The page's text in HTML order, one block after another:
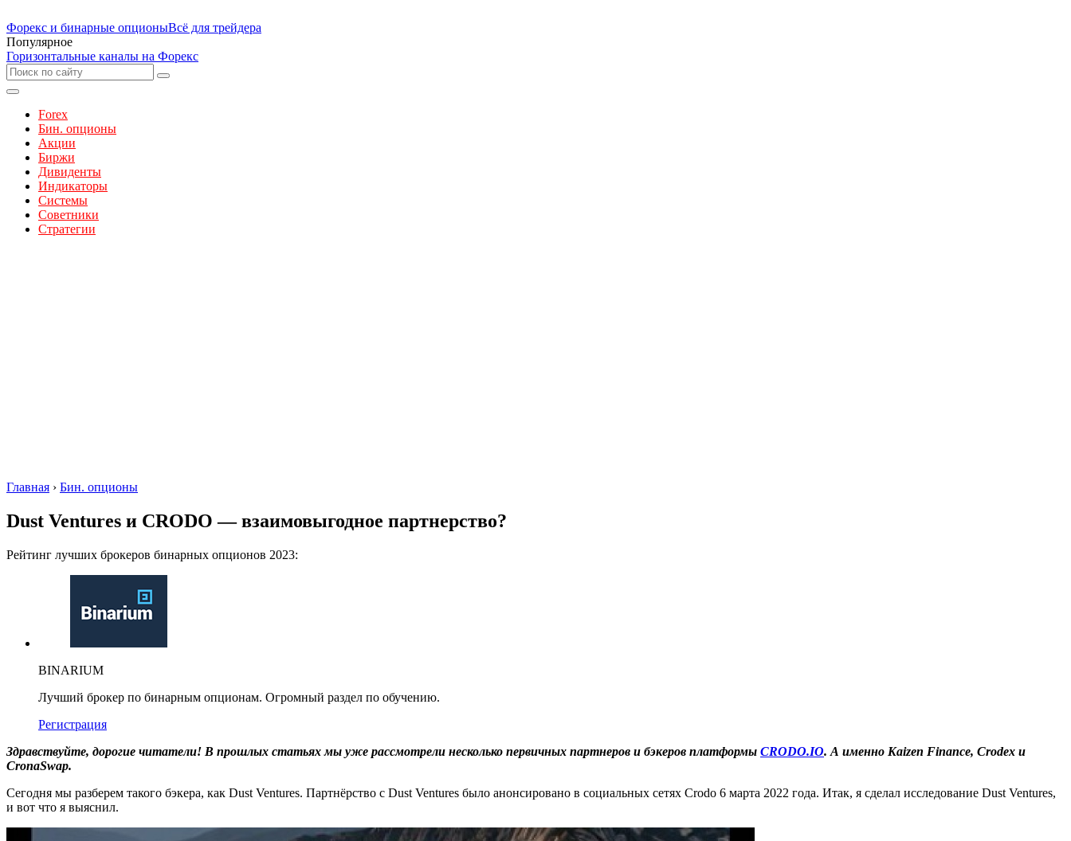
Форекс и бинарные опционыВсё для трейдера
Популярное
Горизонтальные каналы на Форекс
Forex
Бин. опционы
Акции
Биржи
Дивиденты
Индикаторы
Системы
Советники
Стратегии
Главная › Бин. опционы
Dust Ventures и CRODO — взаимовыгодное партнерство?
Рейтинг лучших брокеров бинарных опционов 2023:
BINARIUM
Лучший брокер по бинарным опционам. Огромный раздел по обучению.
Регистрация
Здравствуйте, дорогие читатели! В прошлых статьях мы уже рассмотрели несколько первичных партнеров и бэкеров платформы CRODO.IO. А именно Kaizen Finance, Crodex и
CronaSwap.
Сегодня мы разберем такого бэкера, как Dust Ventures. Партнёрство с Dust Ventures было анонсировано в социальных сетях Crodo 6 марта 2022 года. Итак, я сделал исследование Dust Ventures,
и вот что я выяснил.